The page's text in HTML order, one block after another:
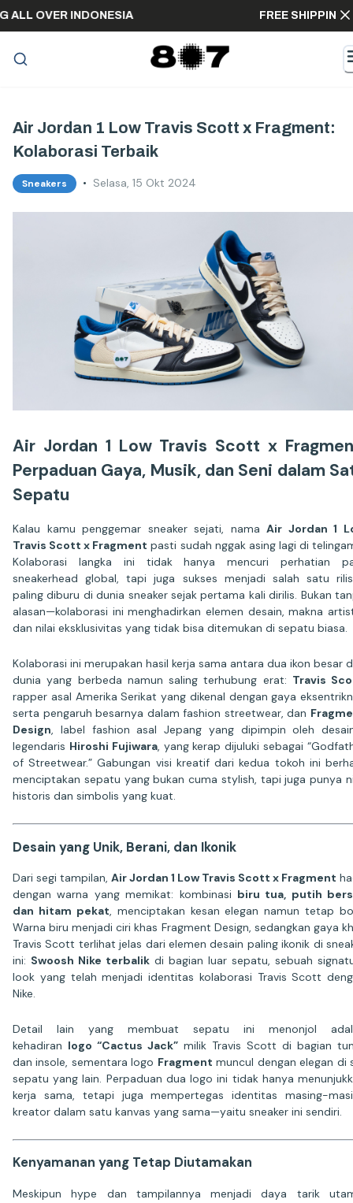
ALL OVER INDONESIA FREE
Air Jordan 1 Low Travis Scott x Fragment:
Kolaborasi Terbaik
Sneakers • Selasa, 15 Okt 2024
Air Jordan 1 Low Travis Scott x
Perpaduan Gaya, Musik, dan Seni dalam
Sepatu
Kalau kamu penggemar sneaker sejati, namaAir Jordan 1
Travis Scott x Fragment pasti sudah nggak asing lagi di
Kolaborasi langka ini tidak hanya mencuri perhatian
sneakerhead global, tapi juga sukses menjadi salah satu
paling diburu di dunia sneaker sejak pertama kali dirilis. Bukan
alasan—kolaborasi ini menghadirkan elemen desain, makna
dan nilai eksklusivitas yang tidak bisa ditemukan di sepatu biasa.
Kolaborasi ini merupakan hasil kerja sama antara dua ikon besar
dunia yang berbeda namun saling terhubung erat: Travis
rapper asal Amerika Serikat yang dikenal dengan gaya
serta pengaruh besarnya dalam fashion streetwear, dan
Design, label fashion asal Jepang yang dipimpin oleh
legendaris Hiroshi Fujiwara, yang kerap dijuluki sebagai
of Streetwear.” Gabungan visi kreatif dari kedua tokoh ini
menciptakan sepatu yang bukan cuma stylish, tapi juga punya
historis dan simbolis yang kuat.
Desain yang Unik, Berani, dan Ikonik
Dari segi tampilan, Air Jordan 1 Low Travis Scott x Fragment
dengan warna yang memikat: kombinasi biru tua, putih
dan hitam pekat, menciptakan kesan elegan namun tetap
Warna biru menjadi ciri khas Fragment Design, sedangkan gaya
Travis Scott terlihat jelas dari elemen desain paling ikonik di
ini: Swoosh Nike terbalik di bagian luar sepatu, sebuah
look yang telah menjadi identitas kolaborasi Travis Scott
Nike.
Detail lain yang membuat sepatu ini menonjol
kehadiran logo “Cactus Jack” milik Travis Scott di bagian
dan insole, sementara logo Fragment muncul dengan elegan di
sepatu yang lain. Perpaduan dua logo ini tidak hanya
kerja sama, tetapi juga mempertegas identitas masing-
kreator dalam satu kanvas yang sama—yaitu sneaker ini sendiri.
Kenyamanan yang Tetap Diutamakan
Meskipun hype dan tampilannya menjadi daya tarik